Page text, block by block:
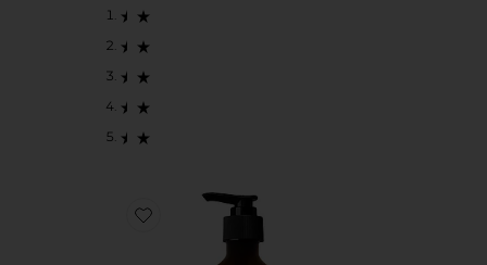
Favorite RESURRECTION AROMATIQUE 핸드 워시